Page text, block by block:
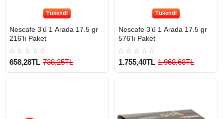
Tükendi
Nescafe 3'ü 1 Arada 17.5 gr
216'lı Paket
658,28TL 738,25TL
Tükendi
Nescafe 3'ü 1 Arada 17.5 gr
576'lı Paket
1.755,40TL 1.968,68TL